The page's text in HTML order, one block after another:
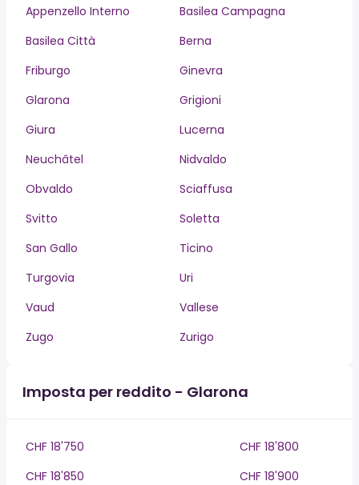
Appenzello Interno
Basilea Campagna
Basilea Città
Berna
Friburgo
Ginevra
Glarona
Grigioni
Giura
Lucerna
Neuchâtel
Nidvaldo
Obvaldo
Sciaffusa
Svitto
Soletta
San Gallo
Ticino
Turgovia
Uri
Vaud
Vallese
Zugo
Zurigo
Imposta per reddito - Glarona
CHF 18'750
CHF 18'800
CHF 18'850
CHF 18'900